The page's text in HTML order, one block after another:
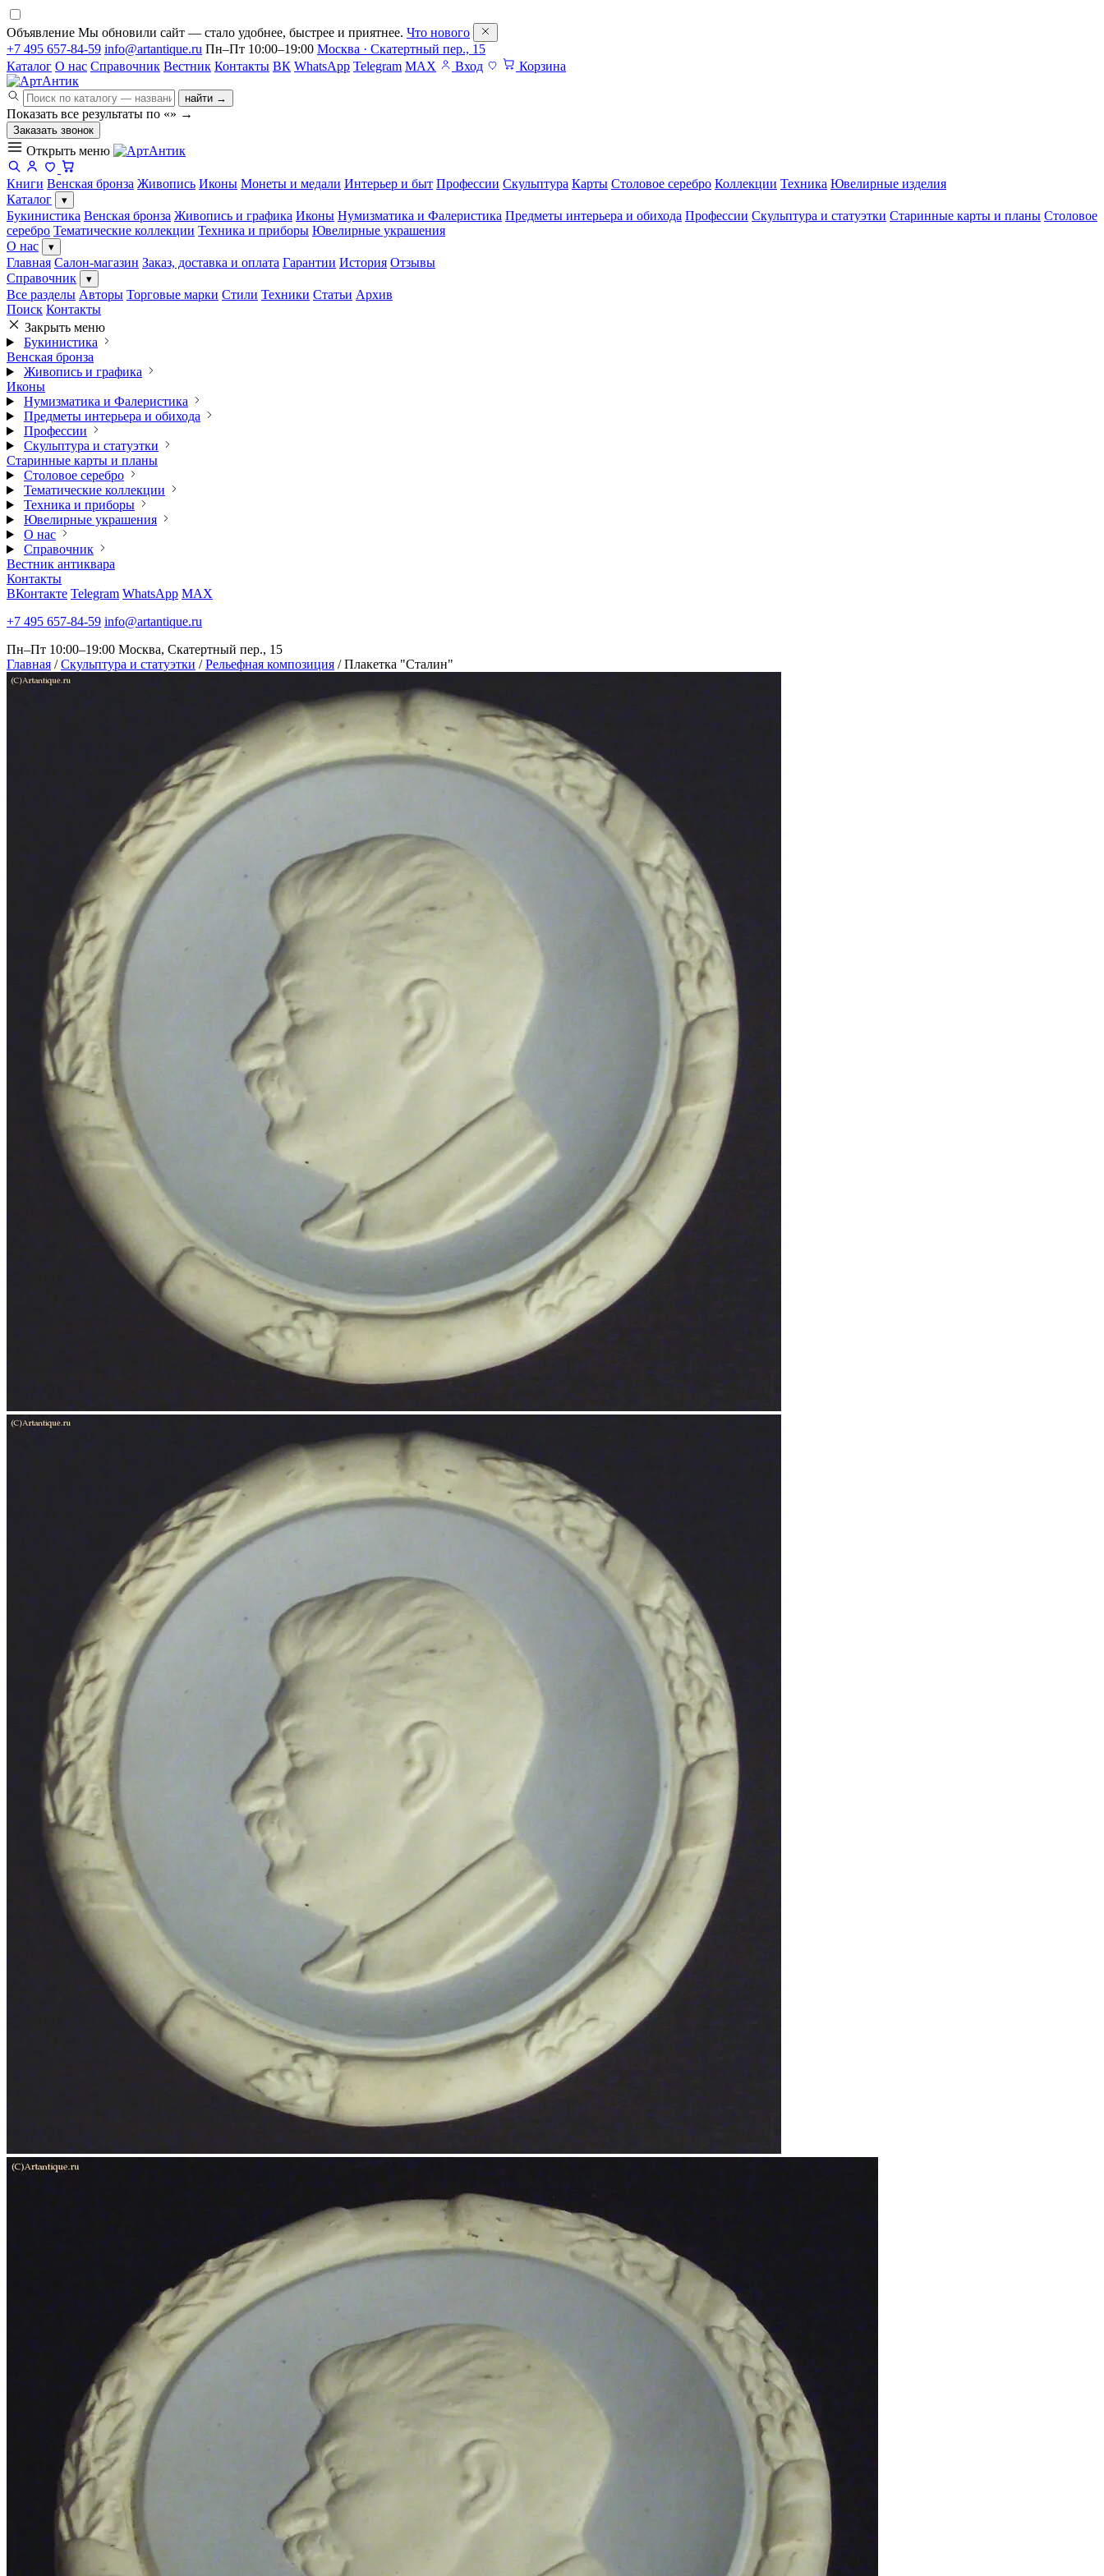
Объявление Мы обновили сайт — стало удобнее, быстрее и приятнее. Что нового
+7 495 657-84-59 info@artantique.ru Пн–Пт 10:00–19:00 Москва · Скатертный пер., 15
Каталог О нас Справочник Вестник Контакты ВК WhatsApp Telegram MAX Вход Корзина
найти →
Показать все результаты по «» →
Заказать звонок
Открыть меню
Книги Венская бронза Живопись Иконы Монеты и медали Интерьер и быт Профессии Скульптура Карты Столовое серебро Коллекции Техника Ювелирные изделия
Каталог
▾
Букинистика Венская бронза Живопись и графика Иконы Нумизматика и Фалеристика Предметы интерьера и обихода Профессии Скульптура и статуэтки Старинные карты и планы Столовое
серебро Тематические коллекции Техника и приборы Ювелирные украшения
О нас
▾
Главная Салон-магазин Заказ, доставка и оплата Гарантии История Отзывы
Справочник
▾
Все разделы Авторы Торговые марки Стили Техники Статьи Архив
Поиск Контакты
Закрыть меню
Букинистика
Венская бронза
Живопись и графика
Иконы
Нумизматика и Фалеристика
Предметы интерьера и обихода
Профессии
Скульптура и статуэтки
Старинные карты и планы
Столовое серебро
Тематические коллекции
Техника и приборы
Ювелирные украшения
О нас
Справочник
Вестник антиквара
Контакты
ВКонтакте Telegram WhatsApp MAX
+7 495 657-84-59 info@artantique.ru
Пн–Пт 10:00–19:00 Москва, Скатертный пер., 15
Главная / Скульптура и статуэтки / Рельефная композиция / Плакетка "Сталин"